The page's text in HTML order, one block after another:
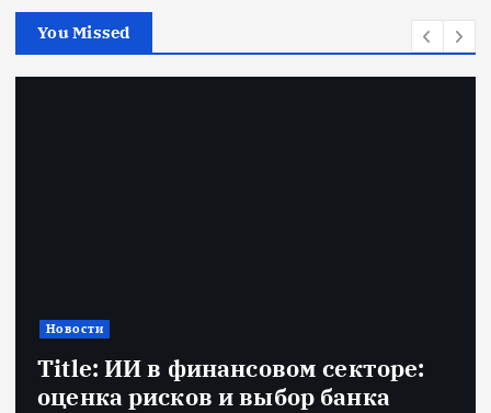
You Missed
Новости
Title: ИИ в финансовом секторе:
оценка рисков и выбор банка